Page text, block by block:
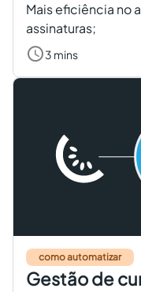
Mais eficiência no
assinaturas;
3 mins
como automatizar
Gestão de